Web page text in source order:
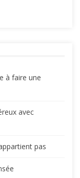
à faire une
avec
pas